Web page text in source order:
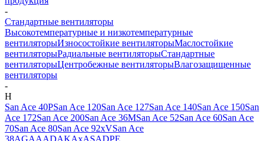
-
Стандартные вентиляторы
Высокотемпературные и низкотемпературные
вентиляторыИзносостойкие вентиляторыМаслостойкие
вентиляторыРадиальные вентиляторыСтандартные
вентиляторыЦентробежные вентиляторыВлагозащищенные
вентиляторы
-
H
San Ace 40PSan Ace 120San Ace 127San Ace 140San Ace 150San
Ace 172San Ace 200San Ace 36MSan Ace 52San Ace 60San Ace
70San Ace 80San Ace 92хVSan Ace
38AGAAADAKAхASADPE